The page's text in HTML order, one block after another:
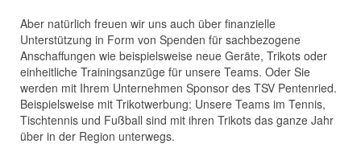
Aber natürlich freuen wir uns auch über finanzielle
Unterstützung in Form von Spenden für sachbezogene
Anschaffungen wie beispielsweise neue Geräte, Trikots oder
einheitliche Trainingsanzüge für unsere Teams. Oder Sie
werden mit Ihrem Unternehmen Sponsor des TSV Pentenried.
Beispielsweise mit Trikotwerbung: Unsere Teams im Tennis,
Tischtennis und Fußball sind mit ihren Trikots das ganze Jahr
über in der Region unterwegs.